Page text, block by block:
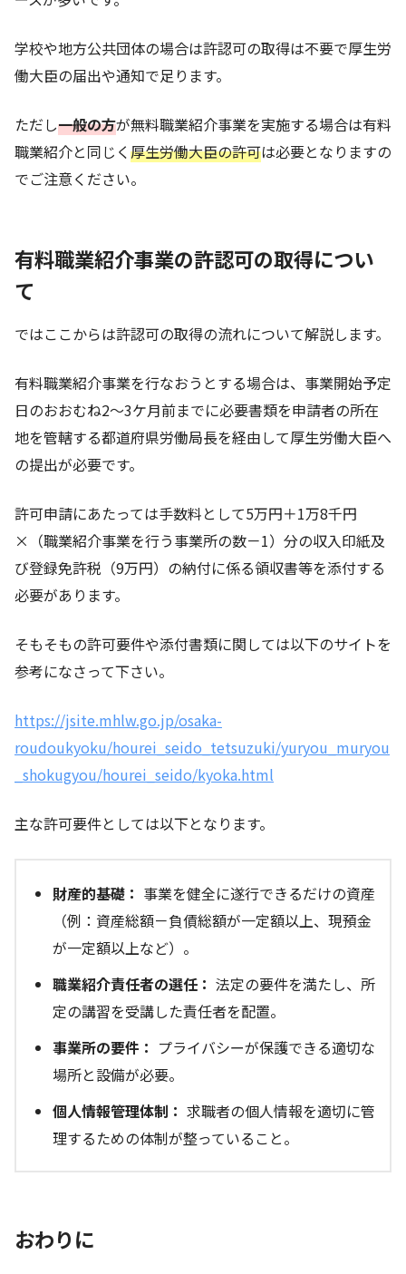
学校や地方公共団体の場合は許認可の取得は不要で厚生労
働大臣の届出や通知で足ります。
ただし一般の方が無料職業紹介事業を実施する場合は有料
職業紹介と同じく 厚生労働大臣の許可は必要となりますの
でご注意ください。
有料職業紹介事業の許認可の取得につい
て
ではここからは許認可の取得の流れについて解説します。
有料職業紹介事業を行なおうとする場合は、事業開始予定
日のおおむね2～3ケ月前までに必要書類を申請者の所在
地を管轄する都道府県労働局長を経由して厚生労働大臣へ
の提出が必要です。
許可申請にあたっては手数料として5万円＋1万8千円
×（職業紹介事業を行う事業所の数－1）分の収入印紙及
び登録免許税（9万円）の納付に係る領収書等を添付する
必要があります。
そもそもの許可要件や添付書類に関しては以下のサイトを
参考になさって下さい。
https://jsite.mhlw.go.jp/osaka-
roudoukyoku/hourei_seido_tetsuzuki/yuryou_muryou
_shokugyou/hourei_seido/kyoka.html
主な許可要件としては以下となります。
財産的基礎： 事業を健全に遂行できるだけの資産
（例：資産総額－負債総額が一定額以上、現預金
が一定額以上など）。
職業紹介責任者の選任： 法定の要件を満たし、所
定の講習を受講した責任者を配置。
事業所の要件： プライバシーが保護できる適切な
場所と設備が必要。
個人情報管理体制： 求職者の個人情報を適切に管
理するための体制が整っていること。
おわりに